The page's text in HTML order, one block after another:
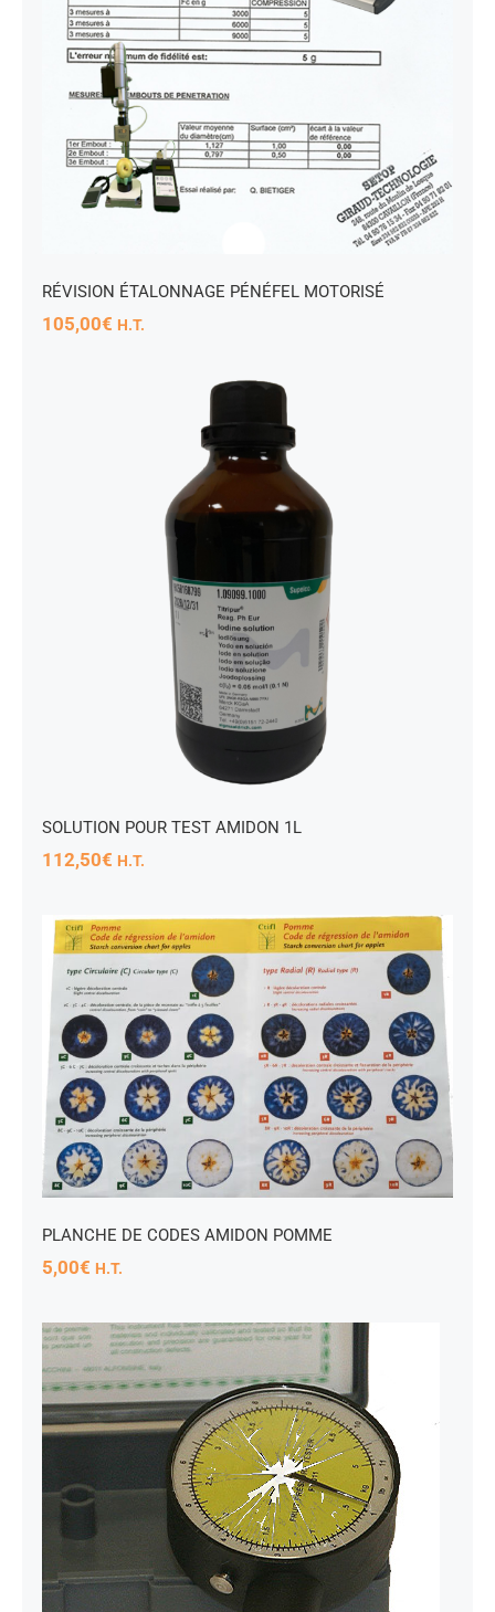
RÉVISION ÉTALONNAGE PÉNÉFEL MOTORISÉ
105,00€ H.T.
SOLUTION POUR TEST AMIDON 1L
112,50€ H.T.
PLANCHE DE CODES AMIDON POMME
5,00€ H.T.